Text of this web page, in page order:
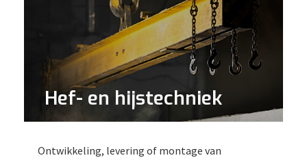
Hef- en hijstechniek
Ontwikkeling, levering of montage van